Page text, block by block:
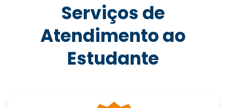
Serviços de
Atendimento ao
Estudante